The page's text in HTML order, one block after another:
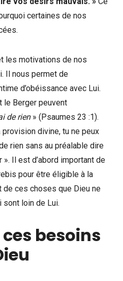
certaines de nos
les motivations de nos
Il nous permet de
d’obéissance avec Lui.
le Berger peuvent
de rien » (Psaumes 23 :1).
provision divine, tu ne peux
rien sans au préalable dire
». Il est d’abord important de
pour être éligible à la
de ces choses que Dieu ne
sont loin de Lui.
besoins